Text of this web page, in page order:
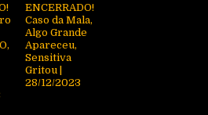
ENCERRADO!
Caso da Mala,
Algo Grande
Apareceu,
Sensitiva
Gritou |
28/12/2023